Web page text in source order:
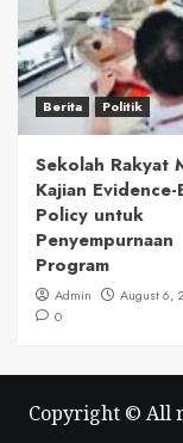
Berita Politik
Sekolah Rakyat
Kajian Evidence-
Policy untuk
Penyempurnaan
Program
Admin
August 6,
0
Copyright © All